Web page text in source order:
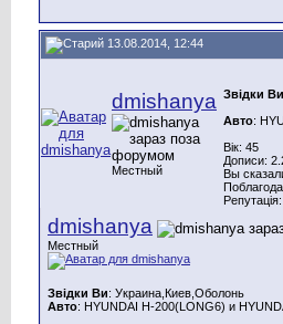
13.08.2014, 12:44
dmishanya
Местный
Звідки Ви
Авто:
Вік: 45
Дописи:
Вы
Репутація:
dmishanya
Местный
Звідки Ви: Украина,Киев,Оболонь
Авто: HYUNDAI H-200(LONG6) и